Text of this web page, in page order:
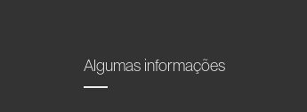
Algumas informações